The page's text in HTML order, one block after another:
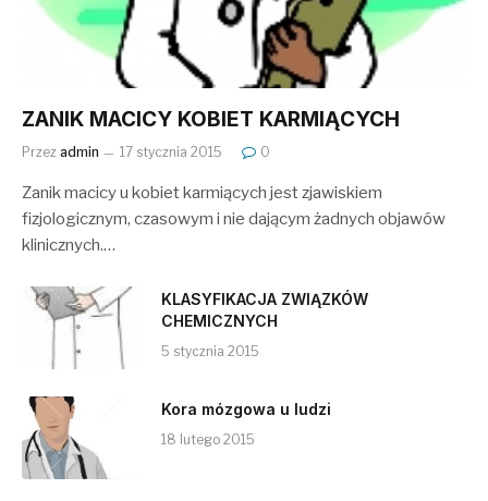
ZANIK MACICY KOBIET KARMIĄCYCH
Przez admin 17 stycznia 2015 0
Zanik macicy u kobiet karmiących jest zjawiskiem
fizjologicznym, czasowym i nie dającym żadnych objawów
klinicznych.…
KLASYFIKACJA ZWIĄZKÓW
CHEMICZNYCH
5 stycznia 2015
Kora mózgowa u ludzi
18 lutego 2015